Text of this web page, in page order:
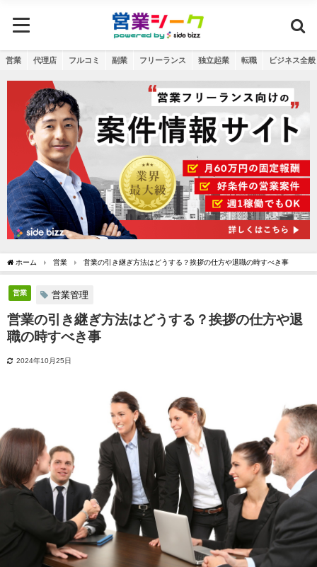
営業 代理店 フルコミ 副業 フリーランス 独立起業 転職 ビジネス全般
ホーム 営業 営業の引き継ぎ方法はどうする？挨拶の仕方や退職の時すべき事
営業 営業管理
営業の引き継ぎ方法はどうする？挨拶の仕方や退
職の時すべき事
2024年10月25日